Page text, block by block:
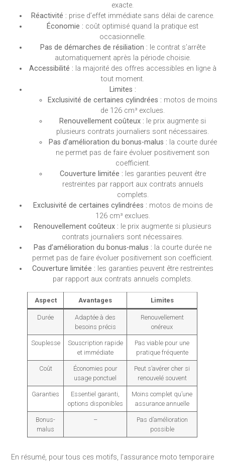
exacte.
Réactivité : prise d’effet immédiate sans délai de carence.
Économie : coût optimisé quand la pratique est
occasionnelle.
Pas de démarches de résiliation : le contrat s’arrête
automatiquement après la période choisie.
Accessibilité : la majorité des offres accessibles en ligne à
tout moment.
Limites :
Exclusivité de certaines cylindrées : motos de moins
de 126 cm³ exclues.
Renouvellement coûteux : le prix augmente si
plusieurs contrats journaliers sont nécessaires.
Pas d’amélioration du bonus-malus : la courte durée
ne permet pas de faire évoluer positivement son
coefficient.
Couverture limitée : les garanties peuvent être
restreintes par rapport aux contrats annuels
complets.
Exclusivité de certaines cylindrées : motos de moins de
126 cm³ exclues.
Renouvellement coûteux : le prix augmente si plusieurs
contrats journaliers sont nécessaires.
Pas d’amélioration du bonus-malus : la courte durée ne
permet pas de faire évoluer positivement son coefficient.
Couverture limitée : les garanties peuvent être restreintes
par rapport aux contrats annuels complets.
Aspect Avantages Limites
Durée
Adaptée à des
besoins précis
Renouvellement
onéreux
Souplesse
Souscription rapide
et immédiate
Pas viable pour une
pratique fréquente
Coût
Économies pour
usage ponctuel
Peut s’avérer cher si
renouvelé souvent
Garanties
Essentiel garanti,
options disponibles
Moins complet qu’une
assurance annuelle
Bonus-
malus
–
Pas d’amélioration
possible
En résumé, pour tous ces motifs, l’assurance moto temporaire